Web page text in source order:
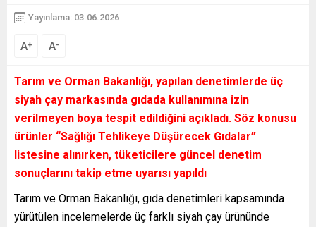
Yayınlama: 03.06.2026
A+ A-
Tarım ve Orman Bakanlığı, yapılan denetimlerde üç
siyah çay markasında gıdada kullanımına izin
verilmeyen boya tespit edildiğini açıkladı. Söz konusu
ürünler “Sağlığı Tehlikeye Düşürecek Gıdalar”
listesine alınırken, tüketicilere güncel denetim
sonuçlarını takip etme uyarısı yapıldı
Tarım ve Orman Bakanlığı, gıda denetimleri kapsamında
yürütülen incelemelerde üç farklı siyah çay ürününde